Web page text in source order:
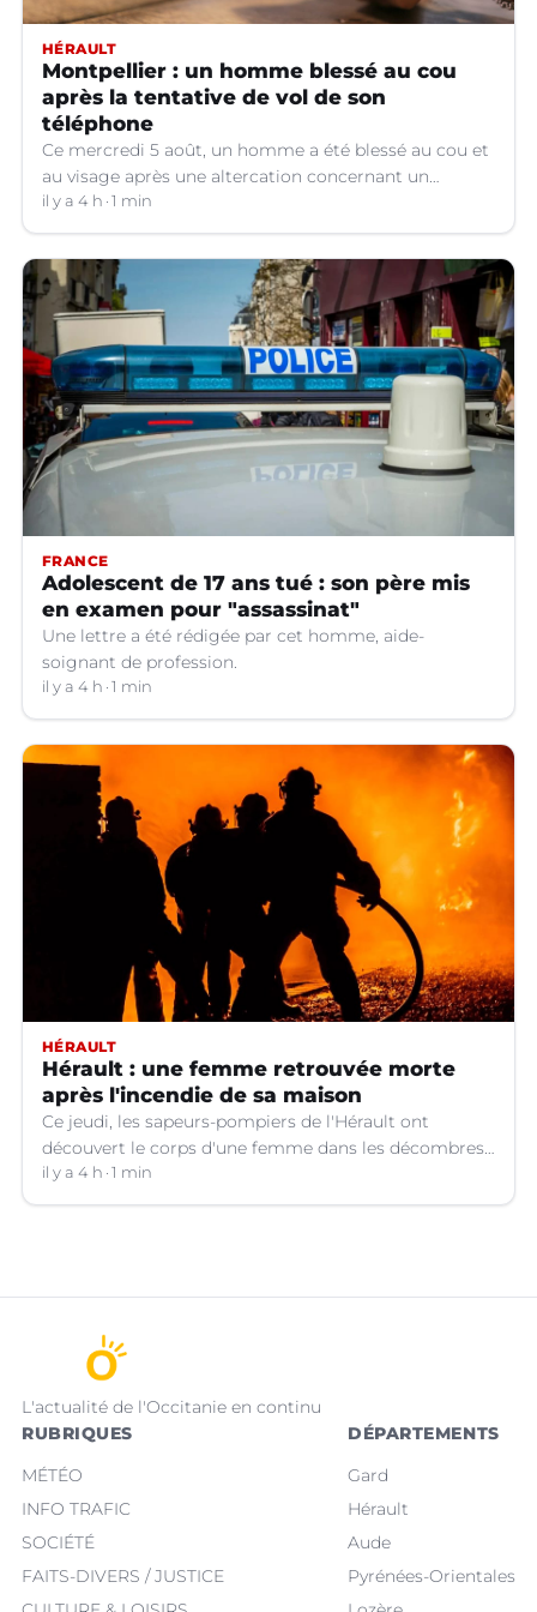
HÉRAULT
Montpellier : un homme blessé au cou
après la tentative de vol de son
téléphone
Ce mercredi 5 août, un homme a été blessé au cou et
au visage après une altercation concernant un
téléphone portable à Montpellier (Hérault).
il y a 4 h 1 min
FRANCE
Adolescent de 17 ans tué : son père mis
en examen pour "assassinat"
Une lettre a été rédigée par cet homme, aide-
soignant de profession.
il y a 4 h 1 min
HÉRAULT
Hérault : une femme retrouvée morte
après l'incendie de sa maison
Ce jeudi, les sapeurs-pompiers de l'Hérault ont
découvert le corps d'une femme dans les décombres
de sa maison qui avait pris feu à Cazouls-lès-Béziers
(Hérault).
il y a 4 h 1 min
L'actualité de l'Occitanie en continu
RUBRIQUES
MÉTÉO
INFO TRAFIC
SOCIÉTÉ
FAITS-DIVERS / JUSTICE
DÉPARTEMENTS
Gard
Hérault
Aude
Pyrénées-Orientales